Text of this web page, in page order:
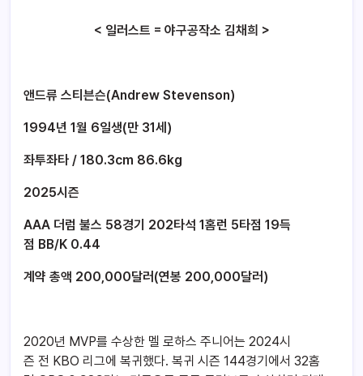
< 일러스트 = 야구공작소 김채희 >
앤드류 스티븐슨(Andrew Stevenson)
1994년 1월 6일생(만 31세)
좌투좌타 / 180.3cm 86.6kg
2025시즌
AAA 더럼 불스 58경기 202타석 1홈런 5타점 19득
점 BB/K 0.44
계약 총액 200,000달러(연봉 200,000달러)
2020년 MVP를 수상한 멜 로하스 주니어는 2024시
즌 전 KBO 리그에 복귀했다. 복귀 시즌 144경기에서 32홈